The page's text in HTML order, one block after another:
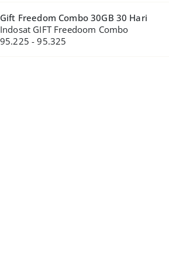
Gift Freedom Combo 30GB 30 Hari
Indosat GIFT Freedoom Combo
95.225 - 95.325